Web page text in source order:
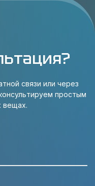
связи или через
простым
вещах.